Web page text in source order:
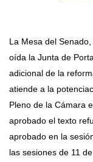
La Mesa del
oída la Junta de
adicional de la
atiende a la
Pleno de la Cámara
aprobado el texto
aprobado en la
las sesiones de 11